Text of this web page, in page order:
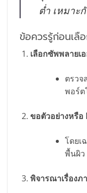
ต่ำ เหมาะ
ข้อควรรู้ก่อนเลื
เลือกซัพพลาย
ตรวจ
พอร์ต
ขอตัวอย่างหรือ
โดยเ
พื้นผิ
พิจารณาเรื่องภ